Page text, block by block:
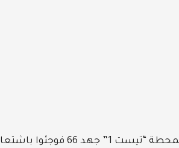
المتجددة أن العاملين بمحطة “تيست 1” جهد 66 فوجئوا